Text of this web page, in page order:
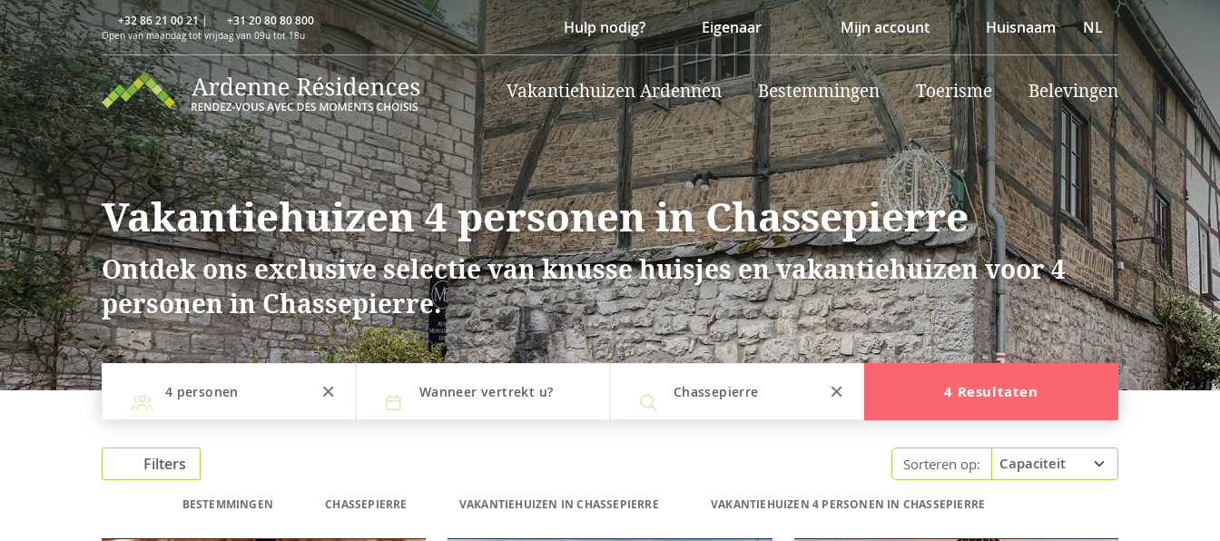
+32 86 21 00 21| +31 20 80 80 800
Open van maandag tot vrijdag van 09u tot 18u Hulp nodig? Eigenaar Mijn account Huisnaam NL
Vakantiehuizen Ardennen Bestemmingen Toerisme Belevingen
Vakantiehuizen 4 personen in Chassepierre
Ontdek ons exclusive selectie van knusse huisjes en vakantiehuizen voor 4
personen in Chassepierre.
4 personen Wanneer vertrekt u? Chassepierre 4 Resultaten
Filters Sorteren op:
BESTEMMINGEN CHASSEPIERRE VAKANTIEHUIZEN IN CHASSEPIERRE VAKANTIEHUIZEN 4 PERSONEN IN CHASSEPIERRE